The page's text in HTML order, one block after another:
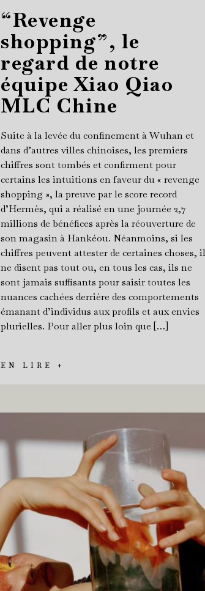
“Revenge
shopping”, le
regard de notre
équipe Xiao Qiao
MLC Chine
Suite à la levée du confinement à Wuhan et
dans d’autres villes chinoises, les premiers
chiffres sont tombés et confirment pour
certains les intuitions en faveur du « revenge
shopping », la preuve par le score record
d’Hermès, qui a réalisé en une journée 2,7
millions de bénéfices après la réouverture de
son magasin à Hankéou. Néanmoins, si les
chiffres peuvent attester de certaines choses,
ne disent pas tout ou, en tous les cas, ils ne
sont jamais suffisants pour saisir toutes les
nuances cachées derrière des comportements
émanant d’individus aux profils et aux envies
plurielles. Pour aller plus loin que […]
EN LIRE +